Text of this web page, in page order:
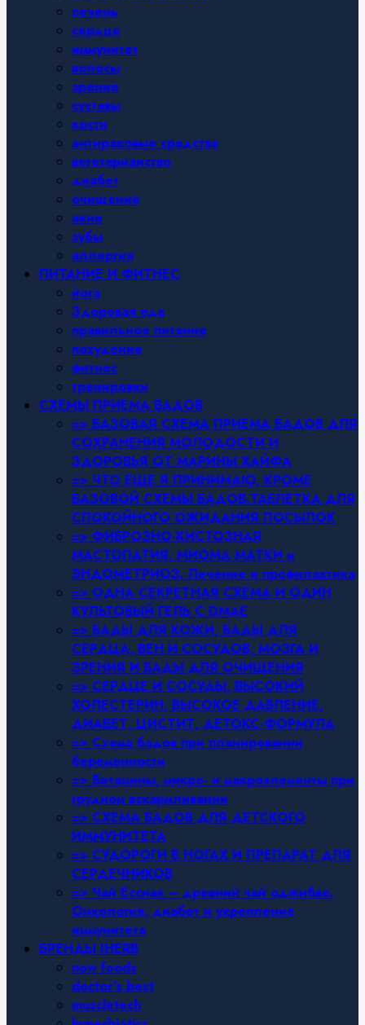
печень
сердце
иммунитет
волосы
зрение
суставы
кости
антираковые средства
вегетарианство
диабет
очищение
акне
зубы
аллергия
ПИТАНИЕ И ФИТНЕС
йога
Здоровая еда
правильное питание
похудение
фитнес
тренировки
СХЕМЫ ПРИЕМА БАДОВ
=> БАЗОВАЯ СХЕМА ПРИЕМА БАДОВ ДЛЯ
СОХРАНЕНИЯ МОЛОДОСТИ И
ЗДОРОВЬЯ ОТ МАРИНЫ ХАЙФА
=> ЧТО ЕЩЕ Я ПРИНИМАЮ, КРОМЕ
БАЗОВОЙ СХЕМЫ БАДОВ.ТАБЛЕТКА ДЛЯ
СПОКОЙНОГО ОЖИДАНИЯ ПОСЫЛОК
=> ФИБРОЗНО-КИСТОЗНАЯ
МАСТОПАТИЯ, МИОМА МАТКИ и
ЭНДОМЕТРИОЗ. Лечение и профилактика
=> ОДНА СЕКРЕТНАЯ СХЕМА И ОДИН
КУЛЬТОВЫЙ ГЕЛЬ С DMAE
=> БАДЫ ДЛЯ КОЖИ, БАДЫ ДЛЯ
СЕРДЦА, ВЕН И СОСУДОВ, МОЗГА И
ЗРЕНИЯ И БАДЫ ДЛЯ ОЧИЩЕНИЯ
=> СЕРДЦЕ И СОСУДЫ, ВЫСОКИЙ
ХОЛЕСТЕРИН, ВЫСОКОЕ ДАВЛЕНИЕ,
ДИАБЕТ, ЦИСТИТ, ДЕТОКС-ФОРМУЛА
=> Схема бадов при планировании
беременности
=> Витамины, микро- и макроэлементы при
грудном вскармливании
=> СХЕМА БАДОВ ДЛЯ ДЕТСКОГО
ИММУНИТЕТА
=> СУДОРОГИ В НОГАХ И ПРЕПАРАТ ДЛЯ
СЕРДЕЧНИКОВ
=> Чай Ессиак – древний чай оджибве.
Онкология, диабет и укрепление
иммунитета
БРЕНДЫ IHERB
now foods
doctor’s best
muscletech